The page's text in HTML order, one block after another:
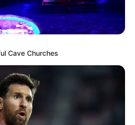
Cave Churches